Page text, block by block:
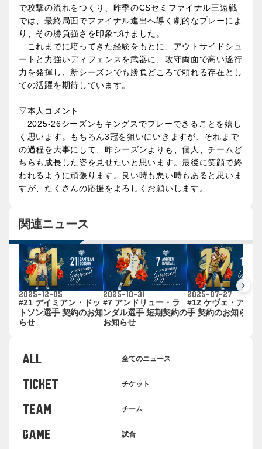
で攻撃の流れをつくり、昨季のCSセミファイナル三遠戦
では、最終局面でファイナル進出へ導く劇的なプレーによ
り、その勝負強さを印象づけました。
これまでに培ってきた経験をもとに、アウトサイドシュ
ートと力強いディフェンスを武器に、攻守両面で高い遂行
力を発揮し、新シーズンでも勝負どころで頼れる存在とし
ての活躍を期待しています。
▽本人コメント
2025-26シーズンもキングスでプレーできることを嬉し
く思います。もちろん3冠を狙いにいきますが、それまで
の過程を大事にして、昨シーズンよりも、個人、チームど
ちらも成長した姿を見せたいと思います。最後に笑顔で終
われるように頑張ります。良い時も悪い時もあると思いま
すが、たくさんの応援をよろしくお願いします。
関連ニュース
2025-12-05
#21 デイミアン・ドッ
トソン選手 契約のお知
らせ
2025-10-31
#7 アンドリュー・ラ
ンダル選手 短期契約の
お知らせ
2025-07-27
#12 ケヴェ・アル
手 契約のお知らせ
keyboard_arrow_right
ALL 全てのニュース
TICKET チケット
TEAM チーム
GAME 試合